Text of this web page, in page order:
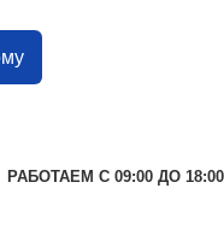
РАБОТАЕМ С 09:00 ДО 18:00